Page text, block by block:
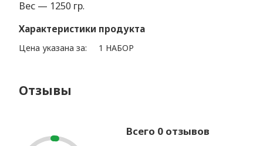
Вес — 1250 гр.
Характеристики продукта
Цена указана за: 1 НАБОР
Отзывы
Всего 0 отзывов